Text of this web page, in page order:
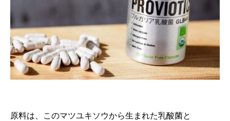
原料は、このマツユキソウから生まれた乳酸菌と